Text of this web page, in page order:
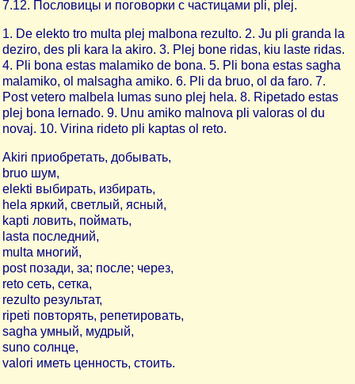
7.12. Пословицы и поговорки с частицами pli, plej.
1. De elekto tro multa plej malbona rezulto. 2. Ju pli granda la
deziro, des pli kara la akiro. 3. Plej bone ridas, kiu laste ridas.
4. Pli bona estas malamiko de bona. 5. Pli bona estas sagha
malamiko, ol malsagha amiko. 6. Pli da bruo, ol da faro. 7.
Post vetero malbela lumas suno plej hela. 8. Ripetado estas
plej bona lernado. 9. Unu amiko malnova pli valoras ol du
novaj. 10. Virina rideto pli kaptas ol reto.
Akiri приобретать, добывать,
bruo шум,
elekti выбирать, избирать,
hela яркий, светлый, ясный,
kapti ловить, поймать,
lasta последний,
multa многий,
post позади, за; после; через,
reto сеть, сетка,
rezulto результат,
ripeti повторять, репетировать,
sagha умный, мудрый,
suno солнце,
valori иметь ценность, стоить.